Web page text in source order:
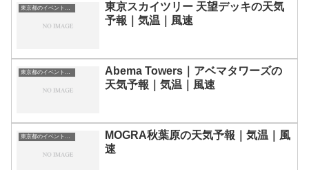
東京都のイベント会場一覧
東京スカイツリー 天望デッキの天気
予報｜気温｜風速
東京都のイベント会場一覧
Abema Towers｜アベマタワーズの
天気予報｜気温｜風速
東京都のイベント会場一覧
MOGRA秋葉原の天気予報｜気温｜風
速